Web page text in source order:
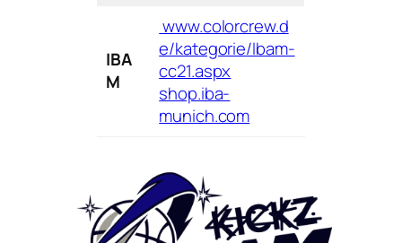
IBA
M
www.colorcrew.d
e/kategorie/Ibam-
cc21.aspx
shop.iba-
munich.com